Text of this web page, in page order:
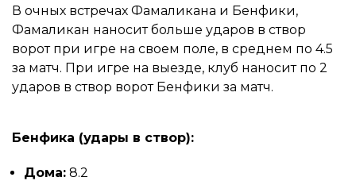
В очных встречах Фамаликана и Бенфики,
Фамаликан наносит больше ударов в створ
ворот при игре на своем поле, в среднем по 4.5
за матч. При игре на выезде, клуб наносит по 2
ударов в створ ворот Бенфики за матч.
Бенфика (удары в створ):
Дома: 8.2